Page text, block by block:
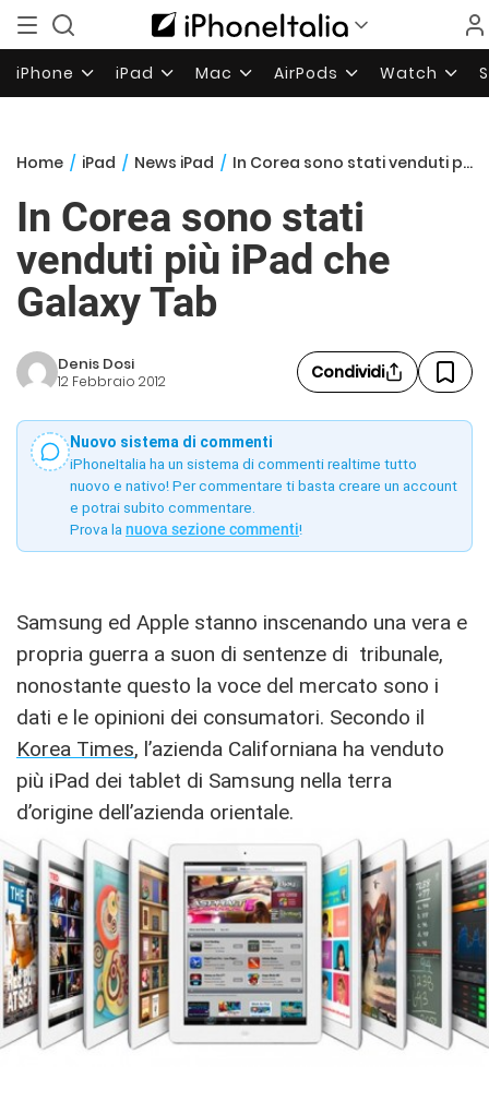
iPhone iPad Mac AirPods Watch
Home / iPad / News iPad / In Corea sono stati venduti più iPad che Galaxy Tab
In Corea sono stati
venduti più iPad che
Galaxy Tab
Denis Dosi
12 Febbraio 2012 Condividi
Nuovo sistema di commenti
iPhoneItalia ha un sistema di commenti realtime tutto
nuovo e nativo! Per commentare ti basta creare un account
e potrai subito commentare.
Prova la nuova sezione commenti!
Samsung ed Apple stanno inscenando una vera e
propria guerra a suon di sentenze di tribunale,
nonostante questo la voce del mercato sono i
dati e le opinioni dei consumatori. Secondo il
Korea Times, l’azienda Californiana ha venduto
più iPad dei tablet di Samsung nella terra
d’origine dell’azienda orientale.